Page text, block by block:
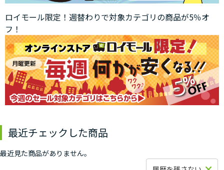
ロイモール限定！週替わりで対象カテゴリの商品が5％オ
フ！
最近チェックした商品
最近見た商品がありません。